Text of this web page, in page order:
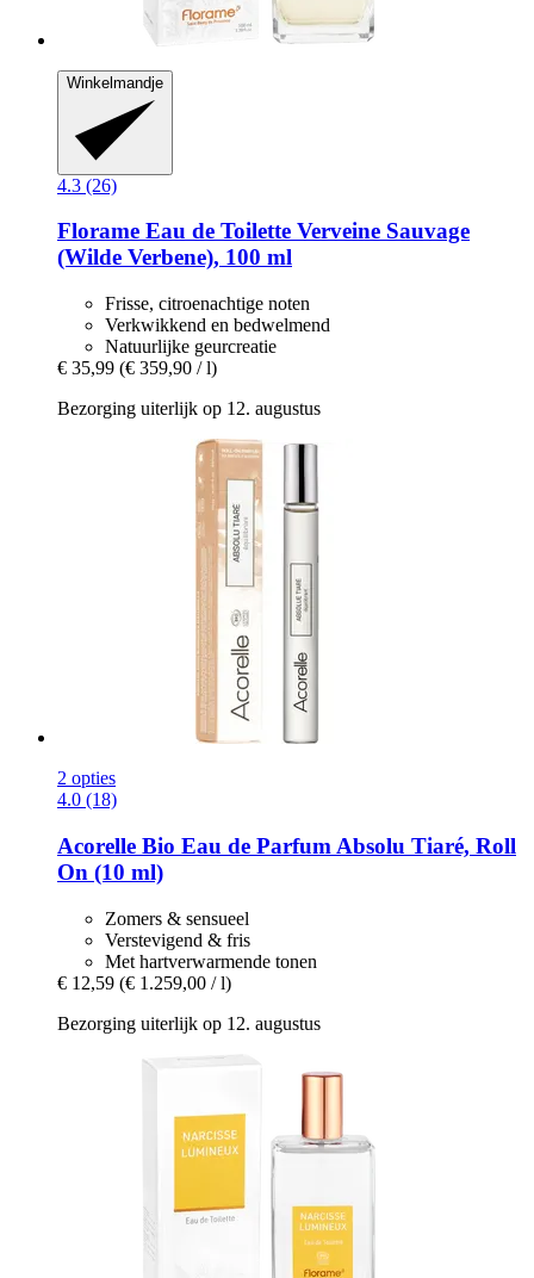
Winkelmandje
4.3 (26)
Florame Eau de Toilette Verveine Sauvage
(Wilde Verbene), 100 ml
Frisse, citroenachtige noten
Verkwikkend en bedwelmend
Natuurlijke geurcreatie
€ 35,99 (€ 359,90 / l)
Bezorging uiterlijk op 12. augustus
2 opties
4.0 (18)
Acorelle Bio Eau de Parfum Absolu Tiaré, Roll
On (10 ml)
Zomers & sensueel
Verstevigend & fris
Met hartverwarmende tonen
€ 12,59 (€ 1.259,00 / l)
Bezorging uiterlijk op 12. augustus